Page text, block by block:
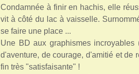
Condamnée à finir en hachis, elle
vit à côté du lac à vaisselle.
se faire une place ...
Une BD aux graphismes
d'aventure, de courage, d'amitié et de
fin très "satisfaisante" !